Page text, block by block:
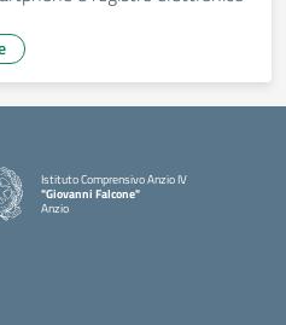
Istituto Comprensivo Anzio IV
"Giovanni Falcone"
Anzio